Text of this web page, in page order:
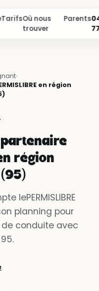
TarifsOù nous
trouver
Parents
›
en région
région
lePERMISLIBRE
planning pour
de conduite avec